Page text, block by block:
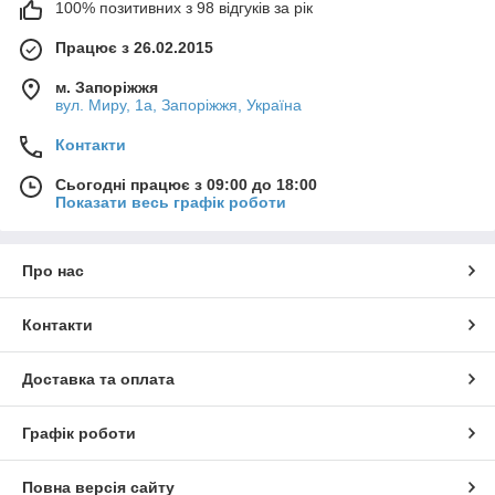
100% позитивних з 98 відгуків за рік
Працює з 26.02.2015
м. Запоріжжя
вул. Миру, 1а, Запоріжжя, Україна
Контакти
Сьогодні працює з 09:00 до 18:00
Показати весь графік роботи
Про нас
Контакти
Доставка та оплата
Графік роботи
Повна версія сайту